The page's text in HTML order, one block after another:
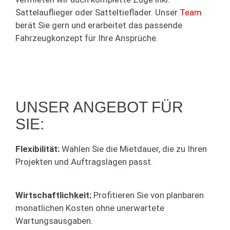
Sattelauflieger oder Satteltieflader. Unser Team
berät Sie gern und erarbeitet das passende
Fahrzeugkonzept für Ihre Ansprüche.
UNSER ANGEBOT FÜR
SIE:
Flexibilität: Wählen Sie die Mietdauer, die zu Ihren
Projekten und Auftragslagen passt.
Wirtschaftlichkeit: Profitieren Sie von planbaren
monatlichen Kosten ohne unerwartete
Wartungsausgaben.